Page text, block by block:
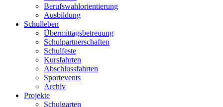
Berufswahlorientierung
Ausbildung
Schulleben
Übermittagsbetreuung
Schulpartnerschaften
Schulfeste
Kursfahrten
Abschlussfahrten
Sportevents
Archiv
Projekte
Schulgarten